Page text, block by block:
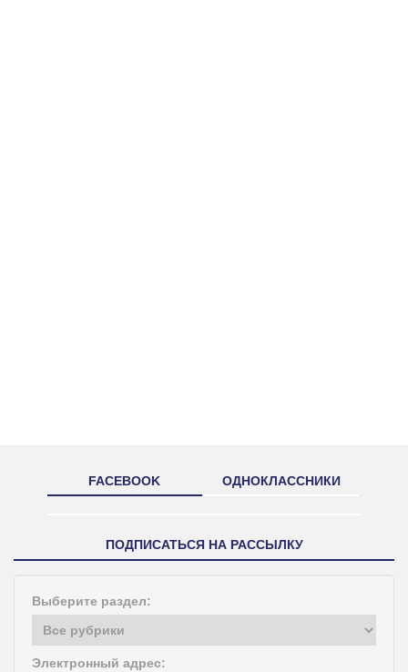
FACEBOOK ОДНОКЛАССНИКИ
ПОДПИСАТЬСЯ НА РАССЫЛКУ
Выберите раздел:
Электронный адрес: